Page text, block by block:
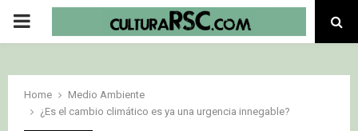
PRIMARY
Home
Medio Ambiente
¿Es el cambio climático es ya una urgencia innegable?